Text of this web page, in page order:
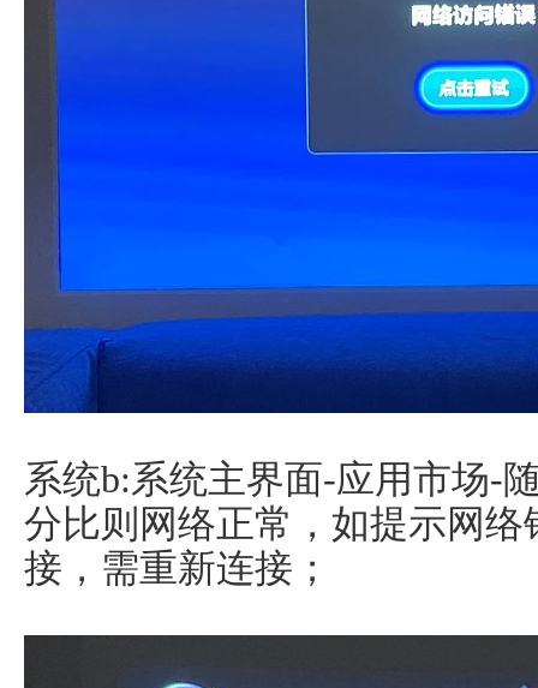
系统b:系统主界面-应用市场-
分比则网络正常，如提示网
接，需重新连接；